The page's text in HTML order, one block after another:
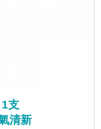
1支
清新